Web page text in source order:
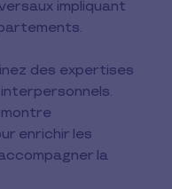
impliquant
des expertises
enrichir les
la